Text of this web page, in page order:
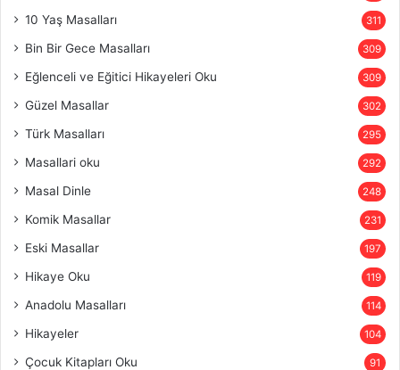
10 Yaş Masalları 311
Bin Bir Gece Masalları 309
Eğlenceli ve Eğitici Hikayeleri Oku 309
Güzel Masallar 302
Türk Masalları 295
Masallari oku 292
Masal Dinle 248
Komik Masallar 231
Eski Masallar 197
Hikaye Oku 119
Anadolu Masalları 114
Hikayeler 104
Çocuk Kitapları Oku 91